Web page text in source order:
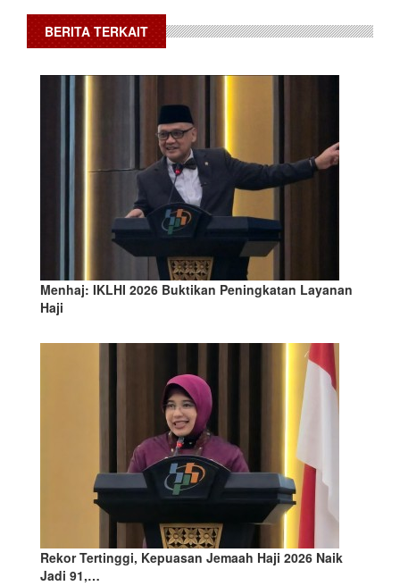
BERITA TERKAIT
Menhaj: IKLHI 2026 Buktikan Peningkatan Layanan
Haji
Rekor Tertinggi, Kepuasan Jemaah Haji 2026 Naik
Jadi 91,…